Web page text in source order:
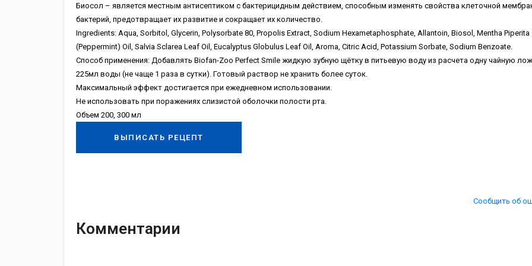
Биосол – является местным антисептиком с бактерицидным действием, способным изменять свойства клеточной
бактерий, предотвращает их развитие и сокращает их количество.
Ingredients: Aqua, Sorbitol, Glycerin, Рolysorbate 80, Propolis Extract, Sodium Hexametaphosphate, Allantoin, Biosol, Mentha Piperita
(Peppermint) Oil, Salvia Sclarea Leaf Oil, Eucalyptus Globulus Leaf Oil, Aroma, Citric Acid, Рotassium Sorbate, Sodium Benzoate.
Способ применения: Добавлять Biofan-Zoo Perfect Smile жидкую зубную щётку в питьевую воду из расчета одну чайную
225мл воды (не чаще 1 раза в сутки). Готовый раствор не хранить более суток.
Максимальный эффект достигается при ежедневном использовании.
Не использовать при поражениях слизистой оболочки полости рта.
Объем 200, 300 мл
ВЫПИСАТЬ РЕЦЕПТ
Сообщить об
Комментарии